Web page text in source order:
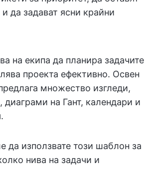
да задават ясни крайни
на екипа да планира задачите
проекта ефективно. Освен
множество изгледи,
диаграми на Гант, календари и
да използвате този шаблон за
нива на задачи и